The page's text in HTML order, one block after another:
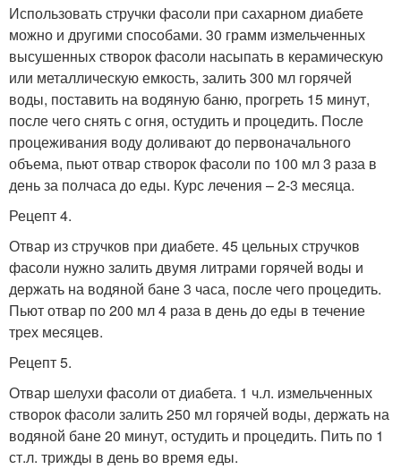
Использовать стручки фасоли при сахарном диабете
можно и другими способами. 30 грамм измельченных
высушенных створок фасоли насыпать в керамическую
или металлическую емкость, залить 300 мл горячей
воды, поставить на водяную баню, прогреть 15 минут,
после чего снять с огня, остудить и процедить. После
процеживания воду доливают до первоначального
объема, пьют отвар створок фасоли по 100 мл 3 раза в
день за полчаса до еды. Курс лечения – 2-3 месяца.
Рецепт 4.
Отвар из стручков при диабете. 45 цельных стручков
фасоли нужно залить двумя литрами горячей воды и
держать на водяной бане 3 часа, после чего процедить.
Пьют отвар по 200 мл 4 раза в день до еды в течение
трех месяцев.
Рецепт 5.
Отвар шелухи фасоли от диабета. 1 ч.л. измельченных
створок фасоли залить 250 мл горячей воды, держать на
водяной бане 20 минут, остудить и процедить. Пить по 1
ст.л. трижды в день во время еды.